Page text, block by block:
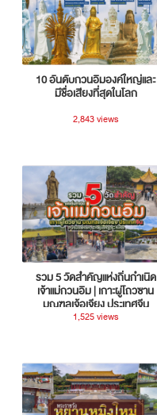
10 อันดับกวนอิมองค์ใหญ่และ
มีชื่อเสียงที่สุดในโลก
2,843 views
รวม 5 วัดสำคัญแห่งถิ่นกำเนิด
เจ้าแม่กวนอิม | เกาะผู่โถวซาน
มณฑลเจ้อเจียง ประเทศจีน
1,525 views